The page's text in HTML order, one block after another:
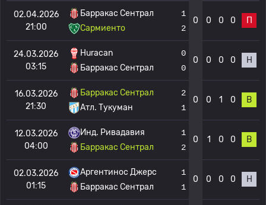
02.04.2026
21:00
Барракас Сентрал
Сармиенто
1
2
0 0 0 0 П
24.03.2026
03:15
Huracan
Барракас Сентрал
0
0
0 0 0 0 Н
16.03.2026
21:30
Барракас Сентрал
Атл. Тукуман
2
1
0 0 1 0 В
12.03.2026
04:00
Инд. Ривадавия
Барракас Сентрал
1
2
0 1 0 0 В
02.03.2026
01:15
Аргентинос Джерс
Барракас Сентрал
1
1
0 0 0 0 Н